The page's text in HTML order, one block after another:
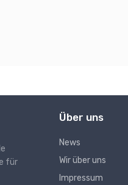
für
Über uns
News
Wir über uns
Impressum